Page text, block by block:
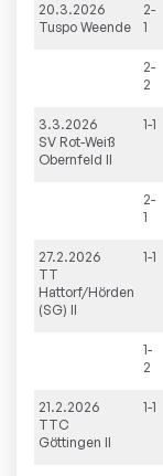
20.3.2026
Tuspo Weende
2-
1
2-
2
3.3.2026
SV Rot-Weiß
Obernfeld II
1-1
2-
1
27.2.2026
TT
Hattorf/Hörden
(SG) II
1-1
1-
2
21.2.2026
TTC
Göttingen II
1-1